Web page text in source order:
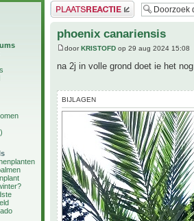
Plaats een reactie
phoenix canariensis
doorKRISTOFD op 29 aug 2024 15:08
na 2j in volle grond doet ie het
BIJLAGEN